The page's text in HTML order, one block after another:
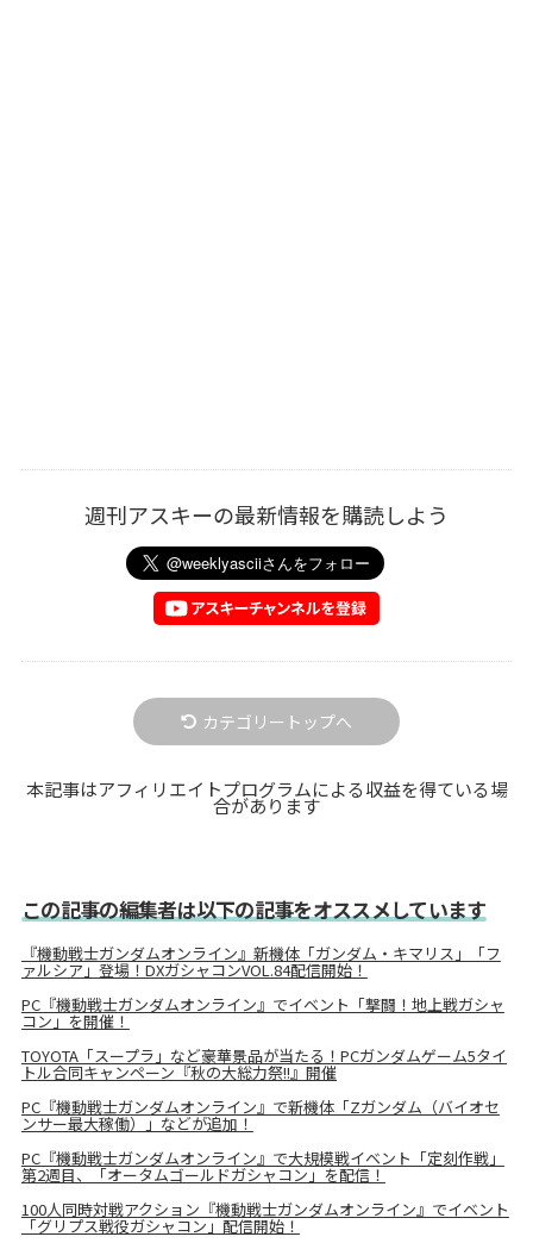
週刊アスキーの最新情報を購読しよう
カテゴリートップへ
本記事はアフィリエイトプログラムによる収益を得ている場
合があります
この記事の編集者は以下の記事をオススメしています
『機動戦士ガンダムオンライン』新機体「ガンダム・キマリス」「フ
ァルシア」登場！DXガシャコンVOL.84配信開始！
PC『機動戦士ガンダムオンライン』でイベント「撃闘！地上戦ガシャ
コン」を開催！
TOYOTA「スープラ」など豪華景品が当たる！PCガンダムゲーム5タイ
トル合同キャンペーン『秋の大総力祭!!』開催
PC『機動戦士ガンダムオンライン』で新機体「Zガンダム（バイオセ
ンサー最大稼働）」などが追加！
PC『機動戦士ガンダムオンライン』で大規模戦イベント「定刻作戦」
第2週目、「オータムゴールドガシャコン」を配信！
100人同時対戦アクション『機動戦士ガンダムオンライン』でイベント
「グリプス戦役ガシャコン」配信開始！